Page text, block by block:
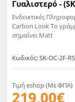
Γυαλιστερό -
Ενδεικτικές
Carbon Look Το
σημαίνει Matt
Κωδικός: SK-OC-2F-
Τιμή eshop (Με ΦΠΑ)
219,00€